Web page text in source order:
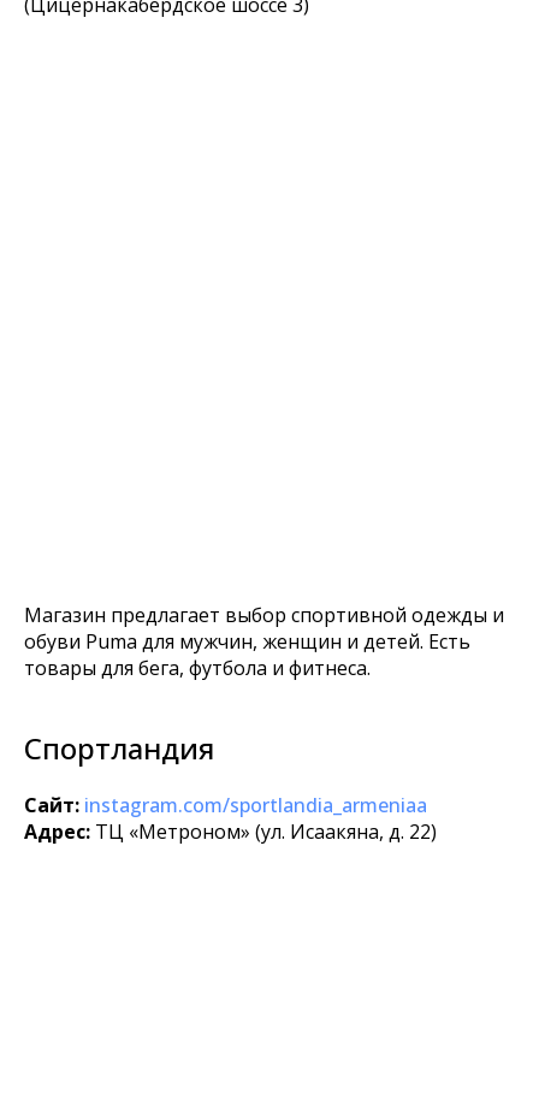
Магазин предлагает выбор спортивной одежды и
обуви Puma для мужчин, женщин и детей. Есть
товары для бега, футбола и фитнеса.
Спортландия
Сайт: instagram.com/sportlandia_armeniaa
Адрес: ТЦ «Метроном» (ул. Исаакяна, д. 22)